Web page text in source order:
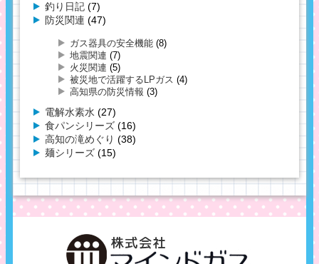
釣り日記 (7)
防災関連 (47)
ガス器具の安全機能 (8)
地震関連 (7)
火災関連 (5)
被災地で活躍するLPガス (4)
高知県の防災情報 (3)
電解水素水 (27)
食パンシリーズ (16)
高知の滝めぐり (38)
麺シリーズ (15)